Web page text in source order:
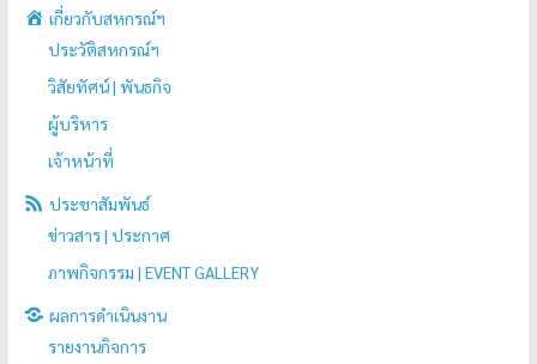
เกี่ยวกับสหกรณ์ฯ
ประวัติสหกรณ์ฯ
วิสัยทัศน์ | พันธกิจ
ผู้บริหาร
เจ้าหน้าที่
ประชาสัมพันธ์
ข่าวสาร | ประกาศ
ภาพกิจกรรม | EVENT GALLERY
ผลการดำเนินงาน
รายงานกิจการ